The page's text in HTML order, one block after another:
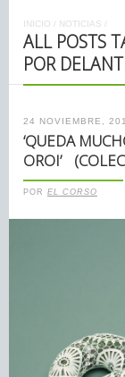
INICIO / NOTICIAS /
ALL POSTS
POR
24 NOVIEMBRE,
‘QUEDA
OROI’
POR EL CORSO